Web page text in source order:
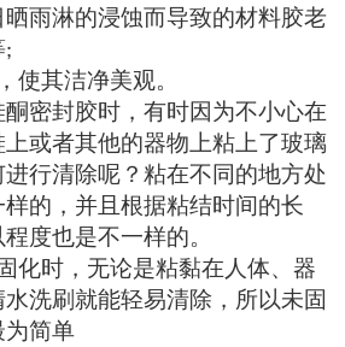
雨淋的浸蚀而导致的材料胶老
;
使其洁净美观。
密封胶时，有时因为不小心在
或者其他的器物上粘上了玻璃
行清除呢？粘在不同的地方处
的，并且根据粘结时间的长
度也是不一样的。
化时，无论是粘黏在人体、器
洗刷就能轻易清除，所以未固
为简单